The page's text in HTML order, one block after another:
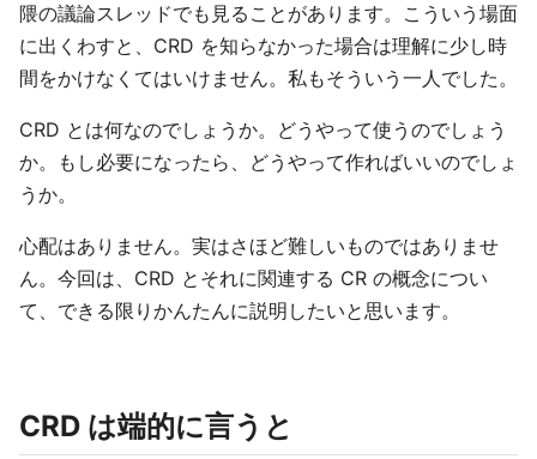
隈の議論スレッドでも見ることがあります。こういう場面
に出くわすと、CRD を知らなかった場合は理解に少し時
間をかけなくてはいけません。私もそういう一人でした。
CRD とは何なのでしょうか。どうやって使うのでしょう
か。もし必要になったら、どうやって作ればいいのでしょ
うか。
心配はありません。実はさほど難しいものではありませ
ん。今回は、CRD とそれに関連する CR の概念につい
て、できる限りかんたんに説明したいと思います。
CRD は端的に言うと